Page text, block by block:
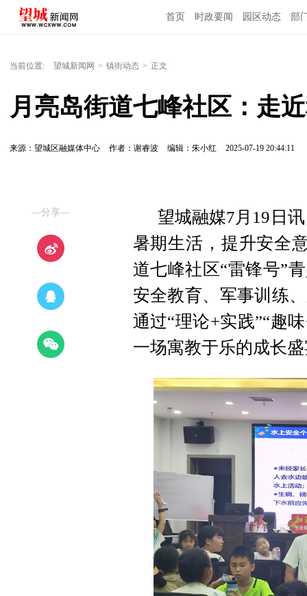
首页 时政要闻 园区动态 部
当前位置: 望城新闻网 > 镇街动态 > 正文
月亮岛街道七峰社区：走
来源：望城区融媒体中心 作者：谢睿波 编辑：朱小红 2025-07-19 20:44:11
—分享—
望城融媒7月19日
暑期生活，提升安全
道七峰社区“雷锋号”
安全教育、军事训练
通过“理论+实践”“趣
一场寓教于乐的成长